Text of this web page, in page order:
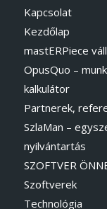
Kapcsolat
Kezdőlap
mastERPiece
OpusQuo –
kalkulátor
Partnerek,
SzlaMan –
nyilvántartás
SZOFTVER
Szoftverek
Technológia